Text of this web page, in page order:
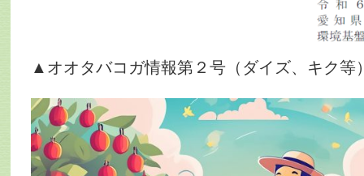
▲オオタバコガ情報第２号（ダイズ、キク等